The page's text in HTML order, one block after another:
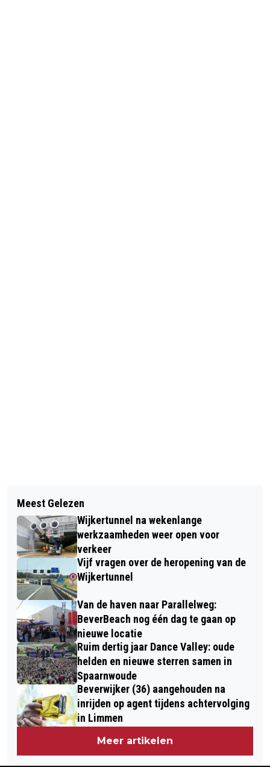
BEVERWIJKSE JEUGD MAAKT ZICH OP
VOOR BOUWSTAD “GRIEZELT”
WEEKPROGRAMMA STICHTING
WELZIJN BEVERWIJK 19 TOT EN MET
28 JUNI
Meest Gelezen
Wijkertunnel na wekenlange
werkzaamheden weer open voor
verkeer
Vijf vragen over de heropening van de
Wijkertunnel
Van de haven naar Parallelweg:
BeverBeach nog één dag te gaan op
nieuwe locatie
Ruim dertig jaar Dance Valley: oude
helden en nieuwe sterren samen in
Spaarnwoude
Beverwijker (36) aangehouden na
inrijden op agent tijdens achtervolging
in Limmen
Meer artikelen